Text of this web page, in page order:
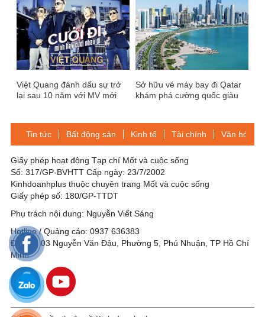
Việt Quang đánh dấu sự trở
lại sau 10 năm với MV mới
Sở hữu vé máy bay đi Qatar
khám phá cường quốc giàu
Tin tức Bất động sản Kinh tế Tài chính Văn hóa-
Giấy phép hoạt động Tạp chí Mốt và cuộc sống
Số: 317/GP-BVHTT Cấp ngày: 23/7/2002
Kinhdoanhplus thuộc chuyên trang Mốt và cuộc sống
Giấy phép số: 180/GP-TTDT
Phụ trách nội dung: Nguyễn Viết Sáng
Hotline / Quảng cáo: 0937 636383
Địa chỉ: 03 Nguyễn Văn Đậu, Phường 5, Phú Nhuận, TP Hồ Chí
Minh